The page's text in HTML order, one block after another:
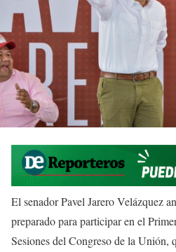
El senador Pavel Jarero Velázquez
preparado para participar en el
Sesiones del Congreso de la Unión,